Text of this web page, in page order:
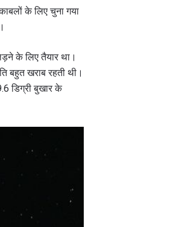
के लिए चुना गया
के लिए तैयार था।
बहुत खराब रहती थी।
डिग्री बुखार के
the best seats to our live events.
collection, use and disclosure of
may unsubscribe from these
time.